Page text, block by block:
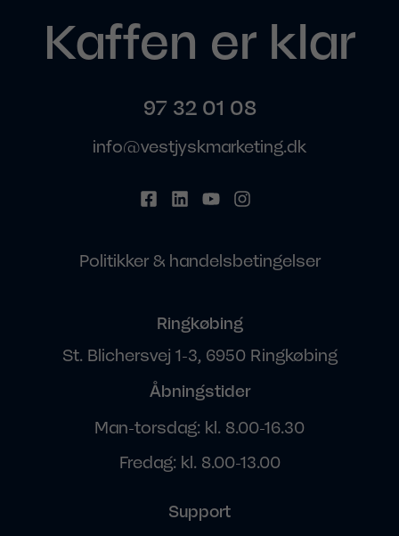
Kaffen er klar
97 32 01 08
info@vestjyskmarketing.dk
Politikker & handelsbetingelser
Ringkøbing
St. Blichersvej 1-3, 6950 Ringkøbing
Åbningstider
Man-torsdag: kl. 8.00-16.30
Fredag: kl. 8.00-13.00
Support